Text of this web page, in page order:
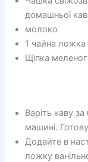
домашньої
молоко
1 чайна ложка
Щіпка
Варіть каву
машині.
Додайте в
ложку